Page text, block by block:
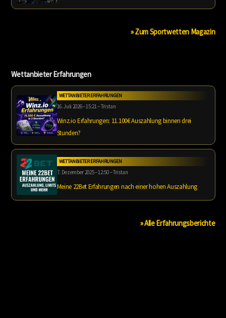
» Zum Sportwetten Magazin
Wettanbieter Erfahrungen
WETTANBIETER ERFAHRUNGEN
16. Juli 2026 – 15:21 – Tristan
Winz.io Erfahrungen: 11.100€ Auszahlung binnen drei
Stunden?
WETTANBIETER ERFAHRUNGEN
7. Dezember 2025 – 12:50 – Tristan
Meine 22Bet Erfahrungen nach einer hohen Auszahlung
» Alle Erfahrungsberichte